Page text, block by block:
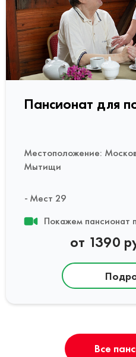
Пансионат для
Местоположение:
Мытищи
Мест 29
Покажем пансионат
от 1390
Все